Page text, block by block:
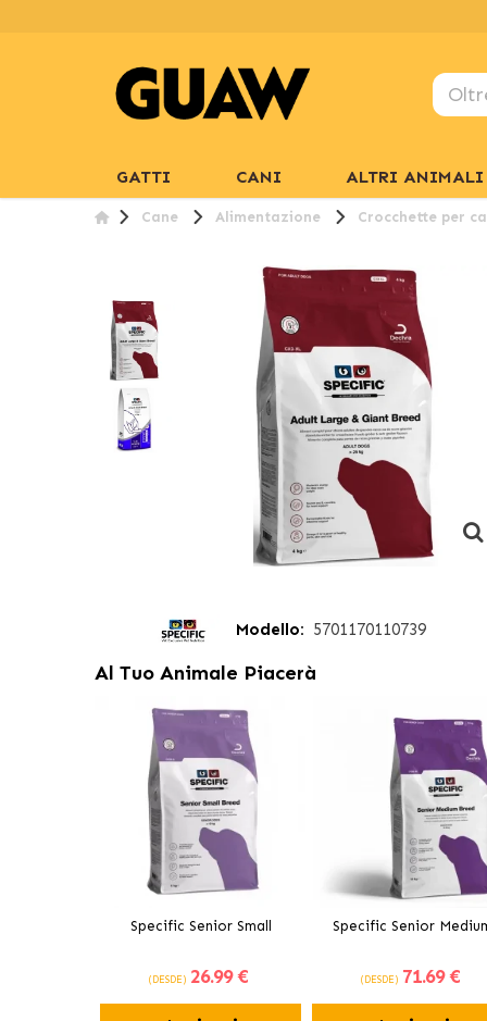
GATTI CANI ALTRI ANIMALI
Cane Alimentazione Crocchette per
Modello: 5701170110739
Al Tuo Animale Piacerà
Specific Senior Small
(DESDE) 26.99 €
Specific Senior
(DESDE) 71.69 €